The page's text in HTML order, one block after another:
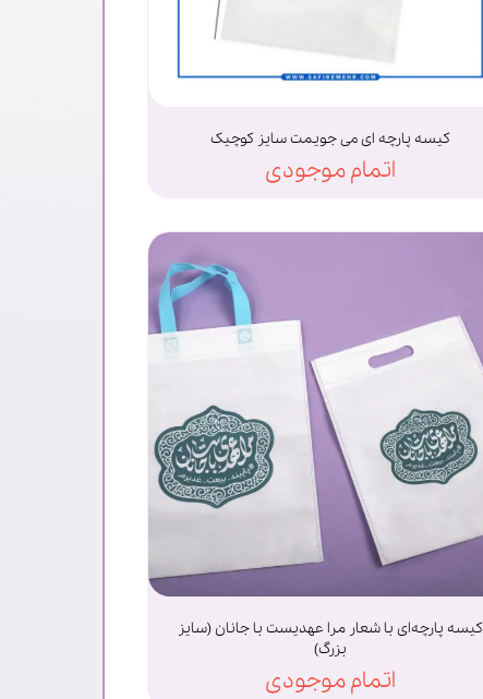
کیسه پارچه ای می جویمت سایز کوچیک
اتمام موجودی
کیسه پارچه‌ای با شعار مرا عهدیست با جانان (سایز
بزرگ)
اتمام موجودی